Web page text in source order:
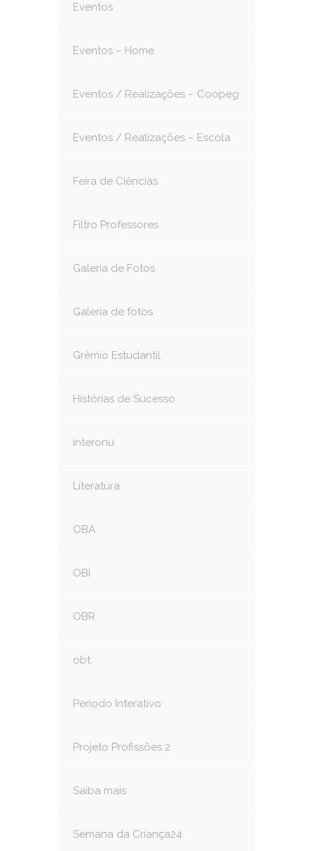
Eventos
Eventos – Home
Eventos / Realizações – Coopeg
Eventos / Realizações – Escola
Feira de Ciências
Filtro Professores
Galeria de Fotos
Galeria de fotos
Grêmio Estudantil
Histórias de Sucesso
interonu
Literatura
OBA
OBI
OBR
obt
Período Interativo
Projeto Profissões 2
Saiba mais
Semana da Criança24